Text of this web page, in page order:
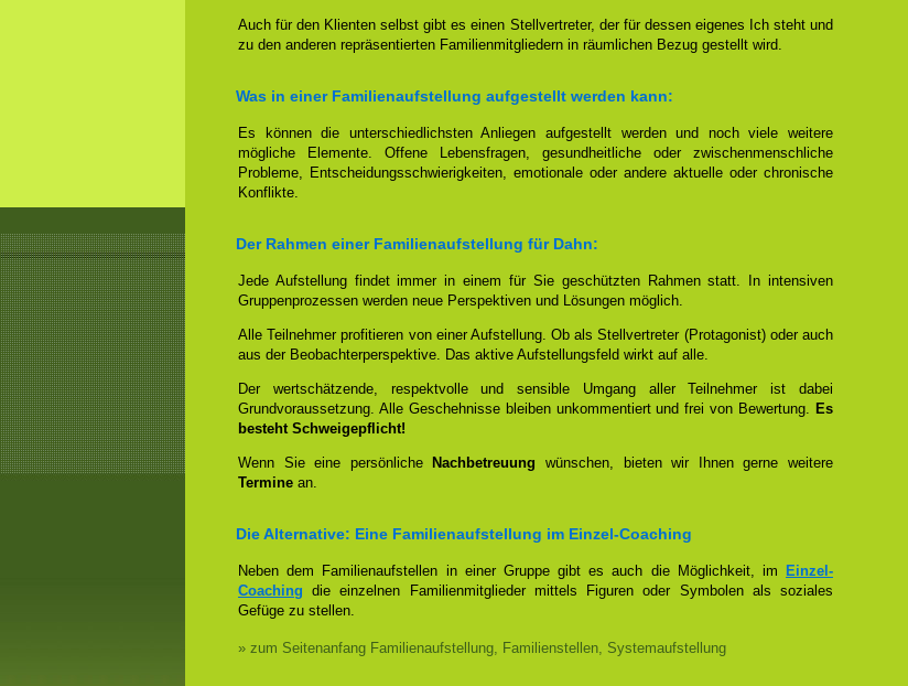
Auch für den Klienten selbst gibt es einen Stellvertreter, der für dessen eigenes Ich steht und
zu den anderen repräsentierten Familienmitgliedern in räumlichen Bezug gestellt wird.
Was in einer Familienaufstellung aufgestellt werden kann:
Es können die unterschiedlichsten Anliegen aufgestellt werden und noch viele weitere
mögliche Elemente. Offene Lebensfragen, gesundheitliche oder zwischenmenschliche
Probleme, Entscheidungsschwierigkeiten, emotionale oder andere aktuelle oder chronische
Konflikte.
Der Rahmen einer Familienaufstellung für Dahn:
Jede Aufstellung findet immer in einem für Sie geschützten Rahmen statt. In intensiven
Gruppenprozessen werden neue Perspektiven und Lösungen möglich.
Alle Teilnehmer profitieren von einer Aufstellung. Ob als Stellvertreter (Protagonist) oder auch
aus der Beobachterperspektive. Das aktive Aufstellungsfeld wirkt auf alle.
Der wertschätzende, respektvolle und sensible Umgang aller Teilnehmer ist dabei
Grundvoraussetzung. Alle Geschehnisse bleiben unkommentiert und frei von Bewertung. Es
besteht Schweigepflicht!
Wenn Sie eine persönliche Nachbetreuung wünschen, bieten wir Ihnen gerne weitere
Termine an.
Die Alternative: Eine Familienaufstellung im Einzel-Coaching
Neben dem Familienaufstellen in einer Gruppe gibt es auch die Möglichkeit, im
Einzel-
Coaching die einzelnen Familienmitglieder mittels Figuren oder Symbolen als soziales
Gefüge zu stellen.
» zum Seitenanfang Familienaufstellung, Familienstellen, Systemaufstellung